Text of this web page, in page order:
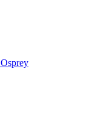
Osprey